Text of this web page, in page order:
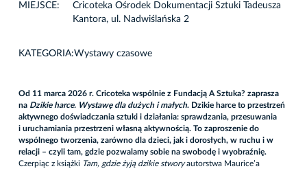
MIEJSCE:
Cricoteka Ośrodek Dokumentacji Sztuki Tadeusza
Kantora, ul. Nadwiślańska 2
KATEGORIA:Wystawy czasowe
Od 11 marca 2026 r. Cricoteka wspólnie z Fundacją A Sztuka? zaprasza
na Dzikie harce. Wystawę dla dużych i małych. Dzikie harce to przestrzeń
aktywnego doświadczania sztuki i działania: sprawdzania, przesuwania
i uruchamiania przestrzeni własną aktywnością. To zaproszenie do
wspólnego tworzenia, zarówno dla dzieci, jak i dorosłych, w ruchu i w
relacji – czyli tam, gdzie pozwalamy sobie na swobodę i wyobraźnię.
Czerpiąc z książki Tam, gdzie żyją dzikie stworyautorstwa Maurice’a